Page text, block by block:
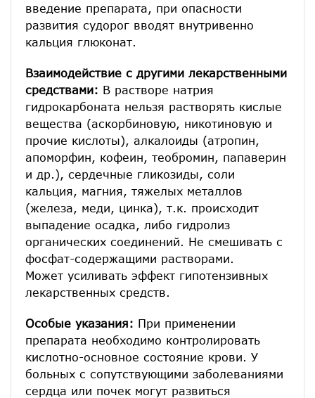
введение препарата, при опасности
развития судорог вводят внутривенно
кальция глюконат.
Взаимодействие с другими лекарственными
средствами: В растворе натрия
гидрокарбоната нельзя растворять кислые
вещества (аскорбиновую, никотиновую и
прочие кислоты), алкалоиды (атропин,
апоморфин, кофеин, теобромин, папаверин
и др.), сердечные гликозиды, соли
кальция, магния, тяжелых металлов
(железа, меди, цинка), т.к. происходит
выпадение осадка, либо гидролиз
органических соединений. Не смешивать с
фосфат-содержащими растворами.
Может усиливать эффект гипотензивных
лекарственных средств.
Особые указания: При применении
препарата необходимо контролировать
кислотно-основное состояние крови. У
больных с сопутствующими заболеваниями
сердца или почек могут развиться